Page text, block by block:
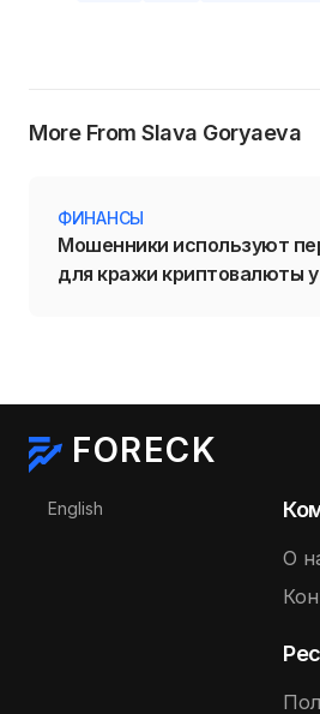
More From Slava Goryaeva
ФИНАНСЫ
Мошенники используют
для кражи криптовалюты
FORECK
Выберите язык
English
О